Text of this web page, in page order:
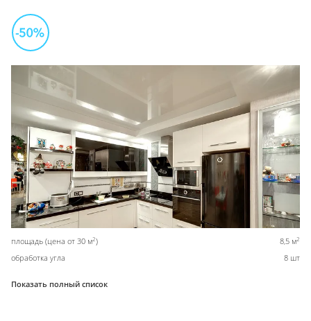
площадь (цена от 30 м2) 8,5 м2
обработка угла 8 шт
Показать полный список